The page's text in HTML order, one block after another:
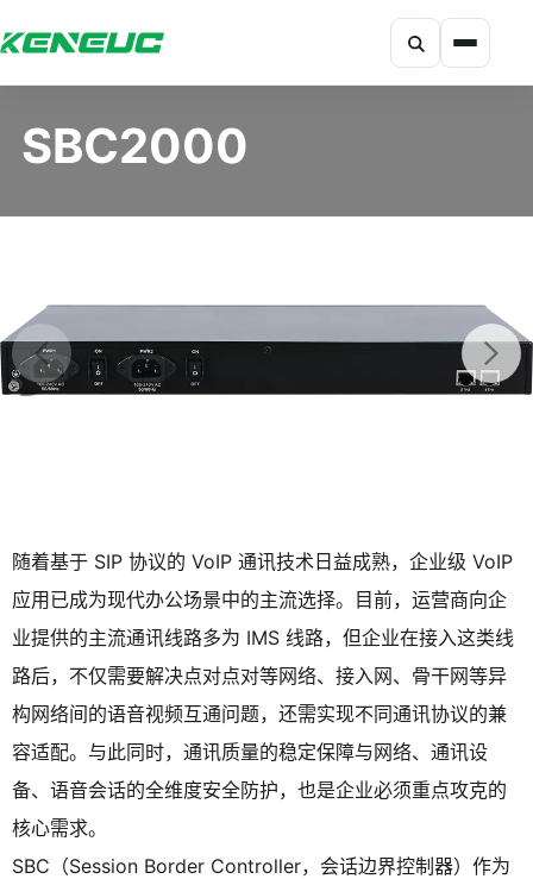
搜索
SBC2000
随着基于 SIP 协议的 VoIP 通讯技术日益成熟，企业级 VoIP
应用已成为现代办公场景中的主流选择。目前，运营商向企
业提供的主流通讯线路多为 IMS 线路，但企业在接入这类线
路后，不仅需要解决点对点对等网络、接入网、骨干网等异
构网络间的语音视频互通问题，还需实现不同通讯协议的兼
容适配。与此同时，通讯质量的稳定保障与网络、通讯设
备、语音会话的全维度安全防护，也是企业必须重点攻克的
核心需求。
SBC（Session Border Controller，会话边界控制器）作为